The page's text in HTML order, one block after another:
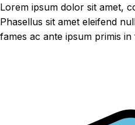
Lorem ipsum dolor sit amet,
Phasellus sit amet eleifend
fames ac ante ipsum primis in